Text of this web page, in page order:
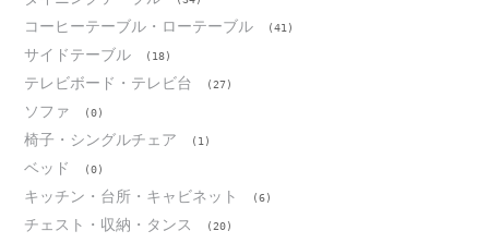
コーヒーテーブル・ローテーブル (41)
サイドテーブル (18)
テレビボード・テレビ台 (27)
ソファ (0)
椅子・シングルチェア (1)
ベッド (0)
キッチン・台所・キャビネット (6)
チェスト・収納・タンス (20)